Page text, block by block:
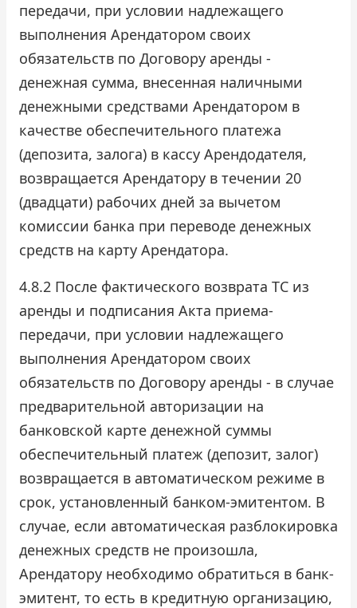
передачи, при условии надлежащего
выполнения Арендатором своих
обязательств по Договору аренды -
денежная сумма, внесенная наличными
денежными средствами Арендатором в
качестве обеспечительного платежа
(депозита, залога) в кассу Арендодателя,
возвращается Арендатору в течении 20
(двадцати) рабочих дней за вычетом
комиссии банка при переводе денежных
средств на карту Арендатора.
4.8.2 После фактического возврата ТС из
аренды и подписания Акта приема-
передачи, при условии надлежащего
выполнения Арендатором своих
обязательств по Договору аренды - в случае
предварительной авторизации на
банковской карте денежной суммы
обеспечительный платеж (депозит, залог)
возвращается в автоматическом режиме в
срок, установленный банком-эмитентом. В
случае, если автоматическая разблокировка
денежных средств не произошла,
Арендатору необходимо обратиться в банк-
эмитент, то есть в кредитную организацию,